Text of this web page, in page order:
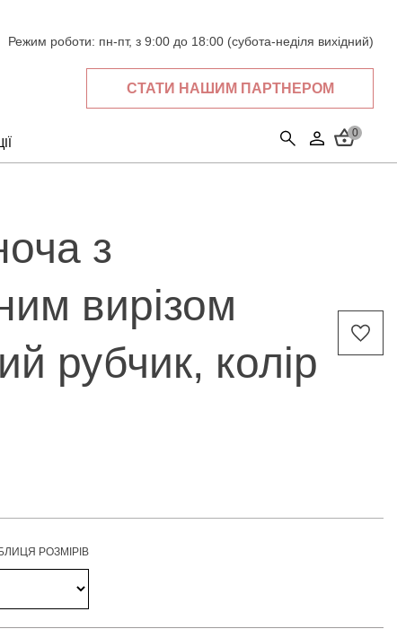
Режим роботи: пн-пт, з 9:00 до 18:00 (субота-неділя вихідний)
СТАТИ НАШИМ ПАРТНЕРОМ
0
з
вирізом
рубчик, колір
РОЗМІРІВ